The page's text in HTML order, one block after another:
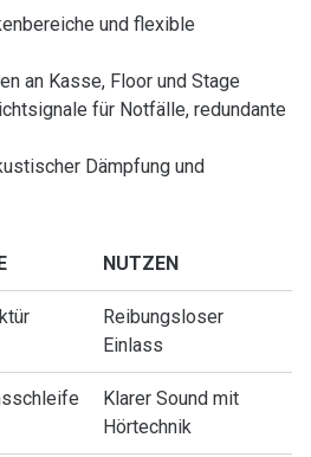
und flexible
an Kasse, Floor und Stage
für Notfälle, redundante
Dämpfung und
NUTZEN
Reibungsloser
Einlass
Klarer Sound mit
Hörtechnik